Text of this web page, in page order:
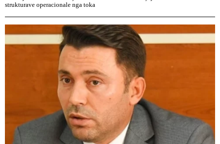
strukturave operacionale nga toka